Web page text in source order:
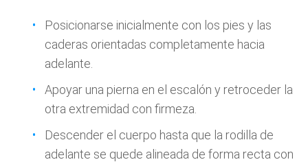
Posicionarse inicialmente con los pies y las
caderas orientadas completamente hacia
adelante.
Apoyar una pierna en el escalón y retroceder la
otra extremidad con firmeza.
Descender el cuerpo hasta que la rodilla de
adelante se quede alineada de forma recta con